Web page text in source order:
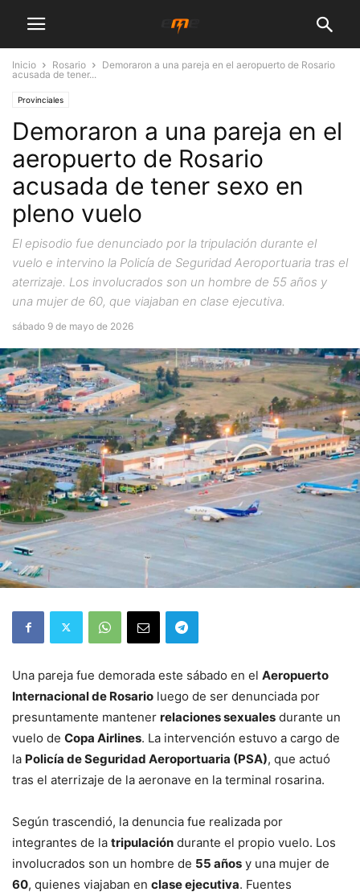
Inicio Rosario
Demoraron a una pareja en el aeropuerto de Rosario
acusada de tener...
Provinciales
Demoraron a una pareja en el
aeropuerto de Rosario
acusada de tener sexo en
pleno vuelo
El episodio fue denunciado por la tripulación durante el
vuelo e intervino la Policía de Seguridad Aeroportuaria tras el
aterrizaje. Los involucrados son un hombre de 55 años y
una mujer de 60, que viajaban en clase ejecutiva.
sábado 9 de mayo de 2026
Una pareja fue demorada este sábado en el Aeropuerto
Internacional de Rosario luego de ser denunciada por
presuntamente mantener relaciones sexuales durante un
vuelo de Copa Airlines. La intervención estuvo a cargo de
la Policía de Seguridad Aeroportuaria (PSA), que actuó
tras el aterrizaje de la aeronave en la terminal rosarina.
Según trascendió, la denuncia fue realizada por
integrantes de la tripulación durante el propio vuelo. Los
involucrados son un hombre de 55 años y una mujer de
60, quienes viajaban en clase ejecutiva. Fuentes